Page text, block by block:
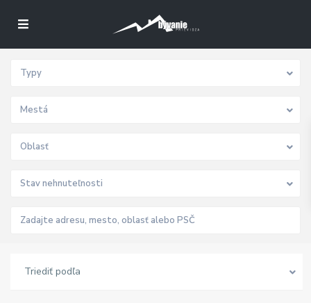
Typy
Mestá
Oblasť
Stav nehnuteľnosti
Triediť podľa